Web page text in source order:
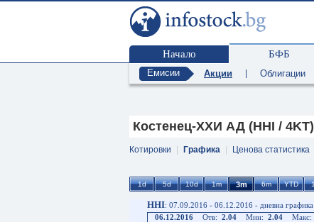
Начало БФБ
Емисии Акции Облигации
Костенец-ХХИ АД (HHI / 4KT)
Котировки Графика Ценова статистика
HHI: 07.09.2016 - 06.12.2016 - дневна графика
06.12.2016
Отв: 2.04 Мин: 2.04 Макс: